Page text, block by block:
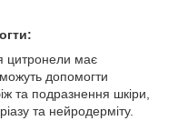
цитронели має
можуть допомогти
та подразнення шкіри,
та нейродерміту.